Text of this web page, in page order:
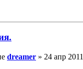
dreamer » 24 апр